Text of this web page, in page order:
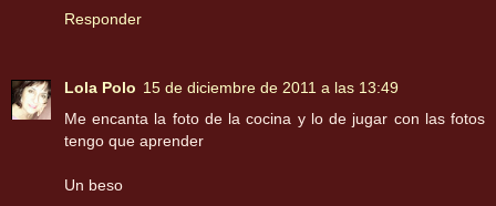
Responder
Lola Polo 15 de diciembre de 2011 a las 13:49
Me encanta la foto de la cocina y lo de jugar con las fotos
tengo que aprender
Un beso